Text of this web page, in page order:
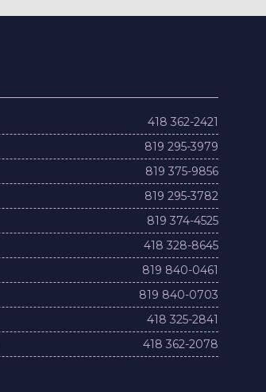
418 362-2421
819 295-3979
819 375-9856
819 295-3782
819 374-4525
418 328-8645
819 840-0461
819 840-0703
418 325-2841
418 362-2078